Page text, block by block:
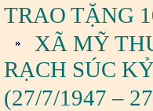
TRAO TẶNG
XÃ MỸ
RẠCH SÚC
(27/7/1947 –